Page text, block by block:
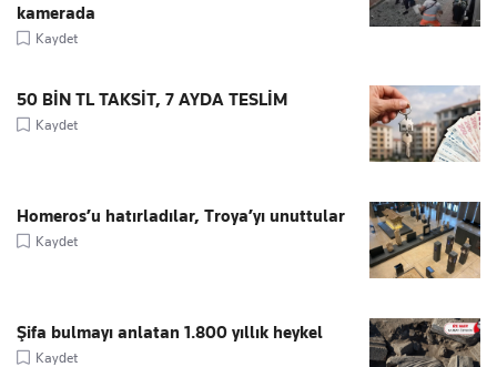
kamerada
Kaydet
50 BİN TL TAKSİT, 7 AYDA TESLİM
Kaydet
Homeros’u hatırladılar, Troya’yı unuttular
Kaydet
Şifa bulmayı anlatan 1.800 yıllık heykel
Kaydet